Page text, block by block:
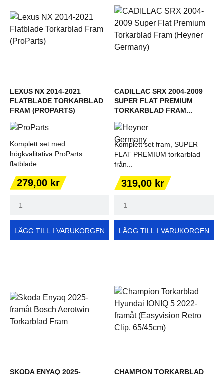
LEXUS NX 2014-2021
FLATBLADE TORKARBLAD
FRAM (PROPARTS)
Komplett set med
högkvalitativa ProParts
flatblade...
Pris
279,00 kr
LÄGG TILL I VARUKORGEN
CADILLAC SRX 2004-2009
SUPER FLAT PREMIUM
TORKARBLAD FRAM...
Komplett set fram, SUPER
FLAT PREMIUM torkarblad
från...
Pris
319,00 kr
LÄGG TILL I VARUKORGEN
SKODA ENYAQ 2025-
CHAMPION TORKARBLAD